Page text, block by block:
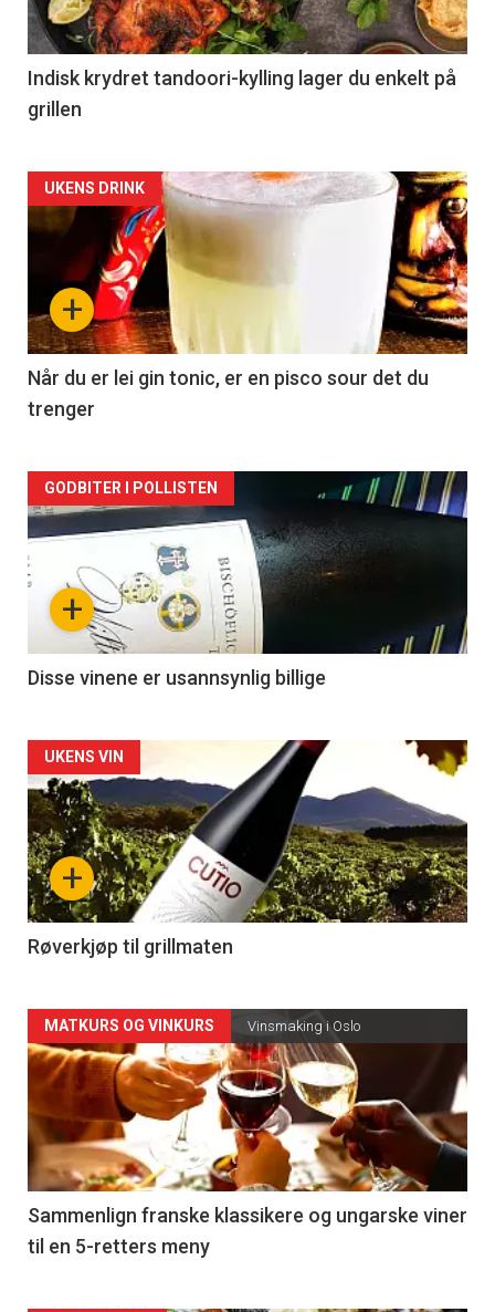
Indisk krydret tandoori-kylling lager du enkelt på
grillen
Forsiden
akkurat
nå
-
2
+
UKENS DRINK
Når du er lei gin tonic, er en pisco sour det du
trenger
Forsiden
akkurat
nå
3
+
GODBITER I POLLISTEN
Disse vinene er usannsynlig billige
Forsiden
akkurat
nå
-
4
+
UKENS VIN
Røverkjøp til grillmaten
Forsiden
akkurat
nå
-
5
MATKURS OG VINKURS Vinsmaking i Oslo
Sammenlign franske klassikere og ungarske viner
til en 5-retters meny